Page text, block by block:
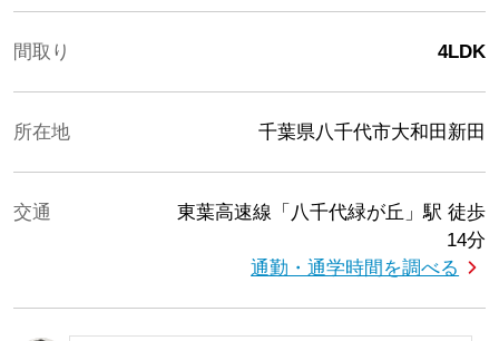
間取り 4LDK
所在地 千葉県八千代市大和田新田
交通 東葉高速線「八千代緑が丘」駅 徒歩
14分
通勤・通学時間を調べる